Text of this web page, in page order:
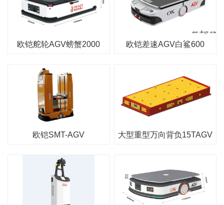
欧铠舵轮AGV螃蟹2000 欧铠差速AGV白鲨600
欧铠SMT-AGV 大型重型万向背负15TAGV